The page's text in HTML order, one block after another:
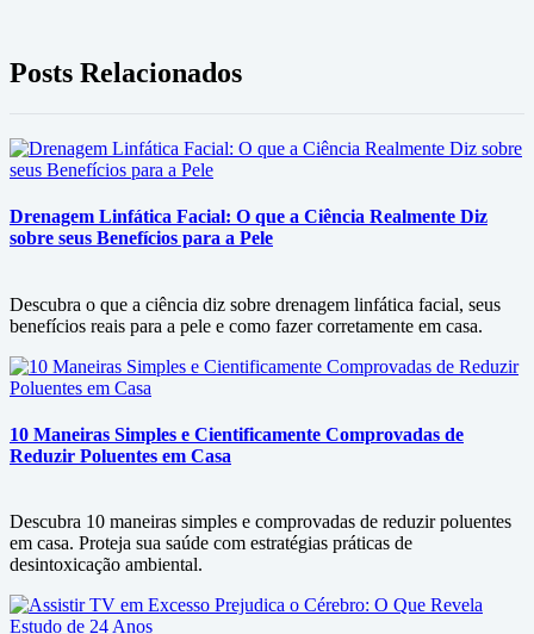
Posts Relacionados
Drenagem Linfática Facial: O que a Ciência Realmente Diz
sobre seus Benefícios para a Pele
Descubra o que a ciência diz sobre drenagem linfática facial, seus
benefícios reais para a pele e como fazer corretamente em casa.
10 Maneiras Simples e Cientificamente Comprovadas de
Reduzir Poluentes em Casa
Descubra 10 maneiras simples e comprovadas de reduzir poluentes
em casa. Proteja sua saúde com estratégias práticas de
desintoxicação ambiental.